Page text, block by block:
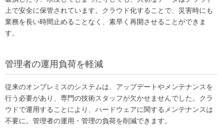
上で安全に保管されています。クラウド化することで、災害時にも
業務を長い時間止めることなく、素早く再開させることができま
す。
管理者の運用負荷を軽減
従来のオンプレミスのシステムは、アップデートやメンテナンスを
行う必要があり、専門の技術スタッフが欠かせませんでした。クラ
ウドで運用することにより、ハードウェアに関するメンテナンスは
不要に。管理者の運用・管理の負荷を削減できます。